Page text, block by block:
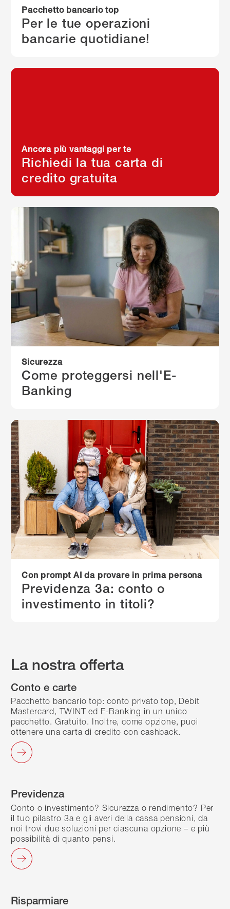
Pacchetto bancario top
Per le tue operazioni
bancarie quotidiane!
Ancora più vantaggi per te
Richiedi la tua carta di
credito gratuita
Sicurezza
Come proteggersi nell'E-
Banking
Per saperne di più
Con prompt AI da provare in prima persona
Previdenza 3a: conto o
investimento in titoli?
La nostra offerta
Conto e carte
Pacchetto bancario top: conto privato top, Debit
Mastercard, TWINT ed E-Banking in un unico
pacchetto. Gratuito. Inoltre, come opzione, puoi
ottenere una carta di credito con cashback.
Previdenza
Conto o investimento? Sicurezza o rendimento? Per
il tuo pilastro 3a e gli averi della cassa pensioni, da
noi trovi due soluzioni per ciascuna opzione – e più
possibilità di quanto pensi.
Risparmiare